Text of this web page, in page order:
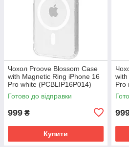
Чохол Proove Blossom Case
with Magnetic Ring iPhone 16
Pro white (PCBLIP16P014)
Готово до відправки
999 ₴
Купити
with
Pro